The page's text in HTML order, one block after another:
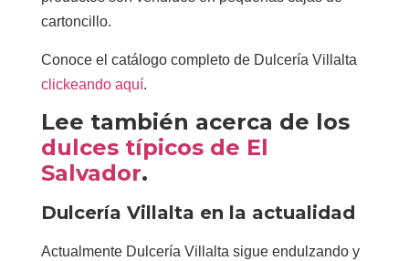
cartoncillo.
Conoce el catálogo completo de Dulcería Villalta
clickeando aquí.
Lee también acerca de los
dulces típicos de El
Salvador.
Dulcería Villalta en la actualidad
Actualmente Dulcería Villalta sigue endulzando y